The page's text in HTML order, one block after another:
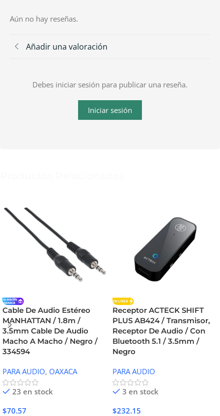
Aún no hay reseñas.
Añadir una valoración
Debes iniciar sesión para publicar una reseña.
Iniciar sesión
Cable De Audio Estéreo
MANHATTAN / 1.8m /
3.5mm Cable De Audio
Macho A Macho / Negro /
334594
PARA AUDIO, OAXACA
23 en stock
$70.57
Receptor ACTECK SHIFT
PLUS AB424 / Transmisor,
Receptor De Audio / Con
Bluetooth 5.1 / 3.5mm /
Negro
PARA AUDIO
3 en stock
$232.15